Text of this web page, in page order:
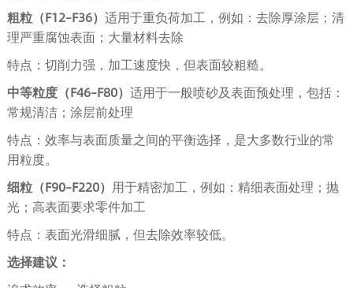
粗粒（F12–F36） 适用于重负荷加工，例如：去除厚涂层；清
理严重腐蚀表面；大量材料去除
特点：切削力强，加工速度快，但表面较粗糙。
中等粒度（F46–F80） 适用于一般喷砂及表面预处理，包括：
常规清洁；涂层前处理
特点：效率与表面质量之间的平衡选择，是大多数行业的常
用粒度。
细粒（F90–F220） 用于精密加工，例如：精细表面处理；抛
光；高表面要求零件加工
特点：表面光滑细腻，但去除效率较低。
选择建议：